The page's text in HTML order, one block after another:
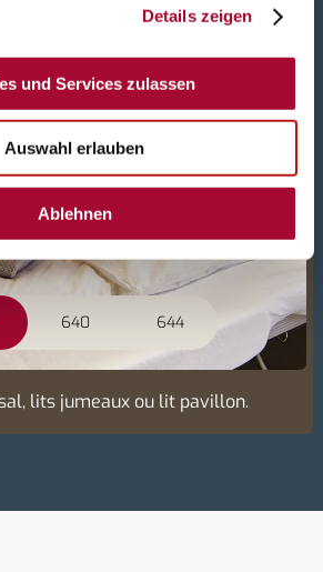
Details zeigen
und Services zulassen
Auswahl erlauben
Ablehnen
640 644
lits jumeaux ou lit pavillon.